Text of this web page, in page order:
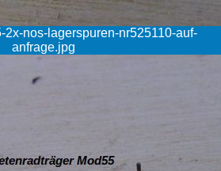
2x-nos-lagerspuren-nr525110-auf-
anfrage.jpg